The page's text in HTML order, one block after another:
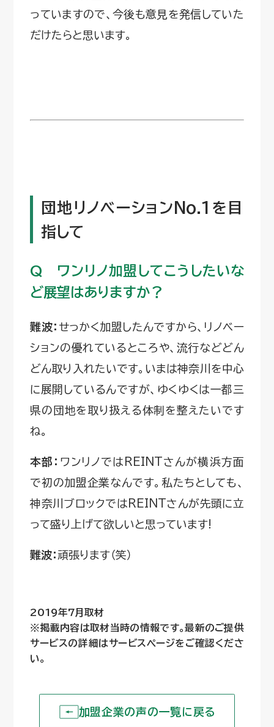
っていますので、今後も意見を発信していた
だけたらと思います。
団地リノベーションNo.1を目
指して
Q ワンリノ加盟してこうしたいな
ど展望はありますか？
難波： せっかく加盟したんですから、リノベー
ションの優れているところや、流行などどん
どん取り入れたいです。いまは神奈川を中心
に展開しているんですが、ゆくゆくは一都三
県の団地を取り扱える体制を整えたいです
ね。
本部： ワンリノではREINTさんが横浜方面
で初の加盟企業なんです。私たちとしても、
神奈川ブロックではREINTさんが先頭に立
って盛り上げて欲しいと思っています!
難波：頑張ります（笑）
2019年7月取材
※掲載内容は取材当時の情報です。最新のご提供
サービスの詳細はサービスページをご確認くださ
い。
加盟企業の声の一覧に戻る